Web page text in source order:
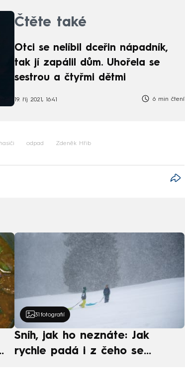
Čtěte také
Otci se nelíbil dceřin nápadník,
tak jí zapálil dům. Uhořela se
sestrou a čtyřmi dětmi
19. říj 2021, 16:41 6 min čtení
hasiči odpad Zdeněk Hřib
31 fotografií
Sníh, jak ho neznáte: Jak
rychle padá i z čeho se